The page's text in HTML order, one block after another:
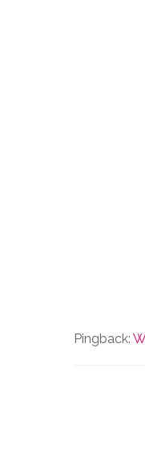
Pingback: